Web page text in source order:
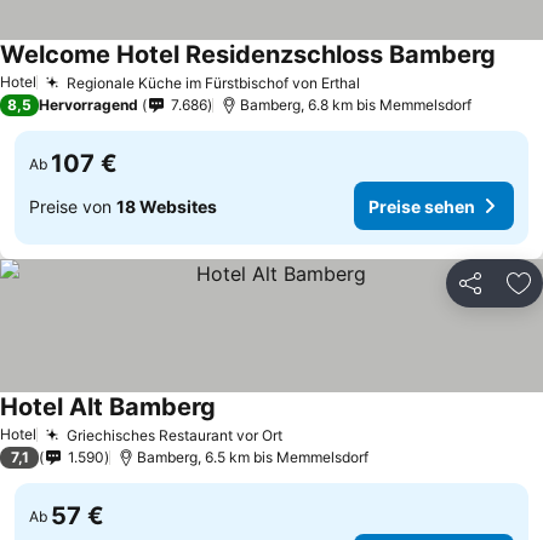
Hotel Regionale Küche im Fürstbischof von Erthal
Welcome Hotel Residenzschloss Bamberg
8,5 Hervorragend 7.686 Bamberg, 6.8 km bis Memmelsdorf
Ab 107 €
Preise von 18 Websites Preise sehen
Teilen
Hotel Griechisches Restaurant vor Ort
Hotel Alt Bamberg
7,1 1.590 Bamberg, 6.5 km bis Memmelsdorf
Ab 57 €